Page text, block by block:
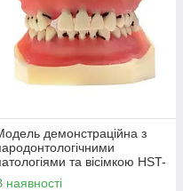
демонстраційна з
та вісімкою HST-
наявності